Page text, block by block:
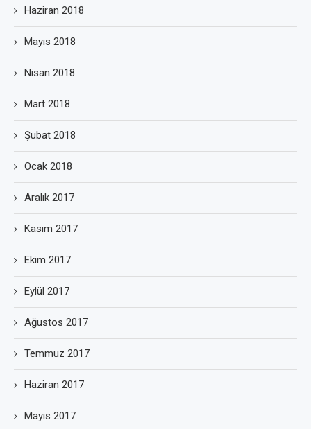
Haziran 2018
Mayıs 2018
Nisan 2018
Mart 2018
Şubat 2018
Ocak 2018
Aralık 2017
Kasım 2017
Ekim 2017
Eylül 2017
Ağustos 2017
Temmuz 2017
Haziran 2017
Mayıs 2017